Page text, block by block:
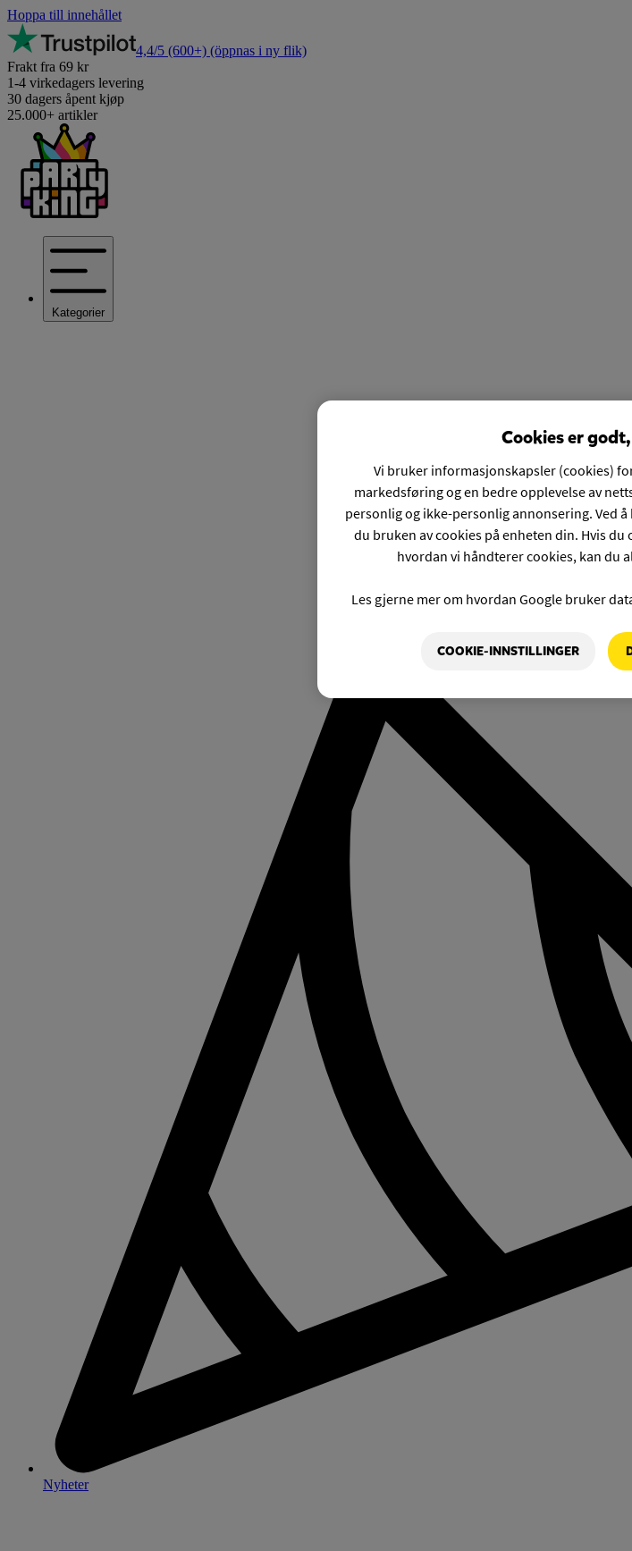
Hoppa till innehållet
4,4/5 (600+) (öppnas i ny flik)
Frakt fra 69 kr
1-4 virkedagers levering
30 dagers åpent kjøp
25.000+ artikler
Kategorier
Nyheter
Cookies er
Vi bruker informasjonskapsler (cookies)
markedsføring og en bedre opplevelse av
personlig og ikke-personlig annonsering. Ved
du bruken av cookies på enheten din. Hvis
hvordan vi håndterer cookies, kan du
Les gjerne mer om hvordan Google bruker
COOKIE-INNSTILLINGER